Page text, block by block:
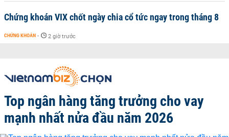
Chứng khoán VIX chốt ngày chia cổ tức ngay trong tháng 8
CHỨNG KHOÁN - 2 giờ trước
Top ngân hàng tăng trưởng cho vay
mạnh nhất nửa đầu năm 2026